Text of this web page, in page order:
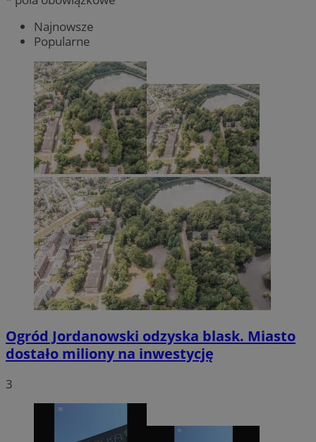
Najnowsze
Popularne
Ogród Jordanowski odzyska blask. Miasto
dostało miliony na inwestycję
3